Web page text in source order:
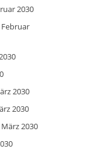
2030
2030
2030
2030